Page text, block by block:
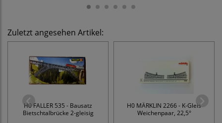
Zuletzt angesehen Artikel:
H0 FALLER 535 - Bausatz
Bietschtalbrücke 2-gleisig
H0 MÄRKLIN 2266 - K-Gleis
Weichenpaar, 22,5°